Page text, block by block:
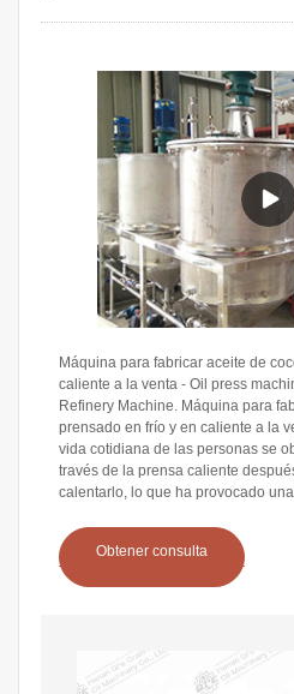
Máquina para fabricar aceite de
caliente a la venta - Oil press
Refinery Machine. Máquina para
prensado en frío y en caliente a la
vida cotidiana de las personas se
través de la prensa caliente
calentarlo, lo que ha provocado
Obtener consulta